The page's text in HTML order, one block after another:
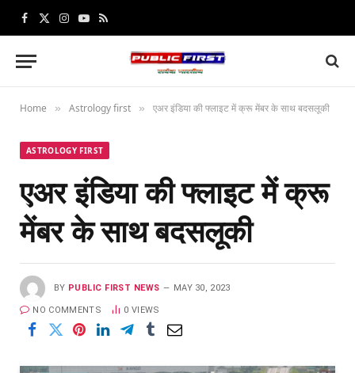
Facebook
X
Instagram
YouTube
RSS
Home » Astrology first » एअर इंडिया की फ्लाइट में क्रू मेंबर के साथ बदसलूकी
ASTROLOGY FIRST
एअर इंडिया की फ्लाइट में क्रू
मेंबर के साथ बदसलूकी
BY PUBLIC FIRST NEWS MAY 30, 2023
NO COMMENTS 0 VIEWS